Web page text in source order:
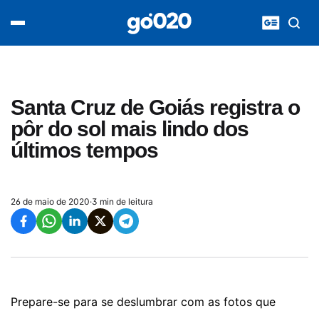
Santa Cruz de Goiás registra o
pôr do sol mais lindo dos
últimos tempos
26 de maio de 2020·3 min de leitura
Prepare-se para se deslumbrar com as fotos que
acontece agora
entretenimento
vídeos
pod020